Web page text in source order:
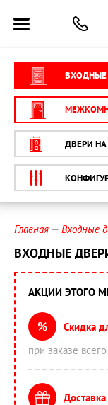
ВХОДНЫЕ
ДВЕРИ НА
Главная Входные
ВХОДНЫЕ
АКЦИИ ЭТОГО
%
Скидка
при заказе